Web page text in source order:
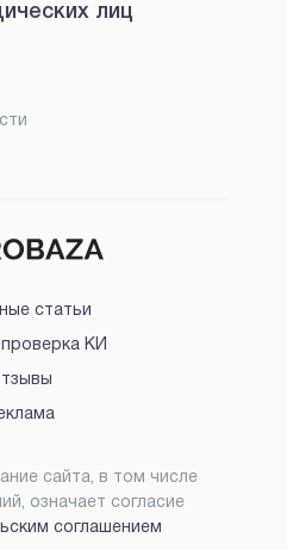
лиц
статьи
КИ
сайта, в том числе
означает согласие
соглашением